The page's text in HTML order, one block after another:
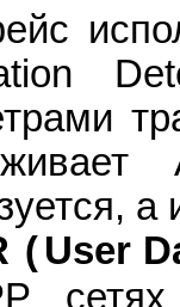
а
( User